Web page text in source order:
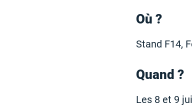
Où ?
Stand F14,
Quand ?
Les 8 et 9